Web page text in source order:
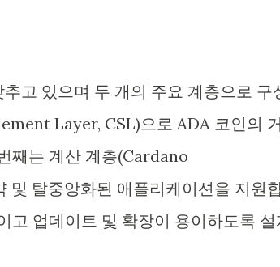
고 있으며 두 개의 주요 계층으로 구
Layer, CSL)으로 ADA 코인의
째는 계산 계층(Cardano
탈중앙화된 애플리케이션을 지원
고 업데이트 및 확장이 용이하도록 설